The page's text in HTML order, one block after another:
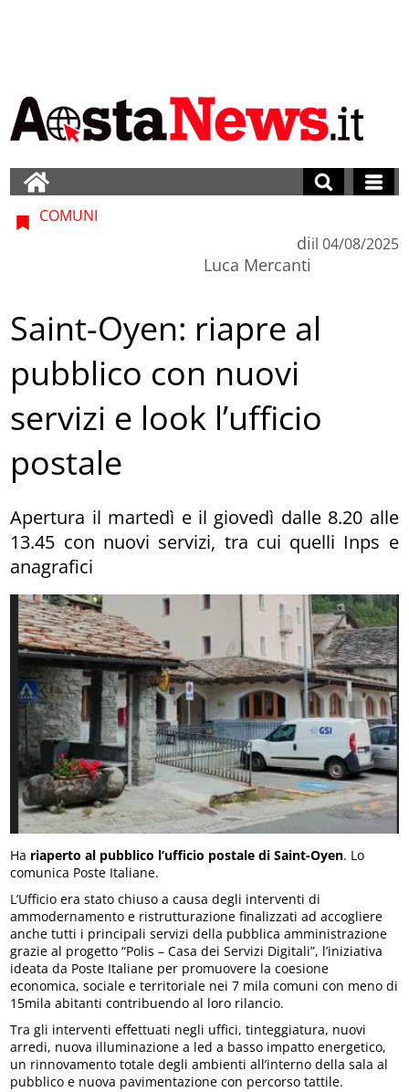
COMUNI
di
Luca Mercanti
il 04/08/2025
Saint-Oyen: riapre al
pubblico con nuovi
servizi e look l’ufficio
postale
Apertura il martedì e il giovedì dalle 8.20 alle
13.45 con nuovi servizi, tra cui quelli Inps e
anagrafici
Ha riaperto al pubblico l’ufficio postale di Saint-Oyen. Lo
comunica Poste Italiane.
L’Ufficio era stato chiuso a causa degli interventi di
ammodernamento e ristrutturazione finalizzati ad accogliere
anche tutti i principali servizi della pubblica amministrazione
grazie al progetto “Polis – Casa dei Servizi Digitali”, l’iniziativa
ideata da Poste Italiane per promuovere la coesione
economica, sociale e territoriale nei 7 mila comuni con meno di
15mila abitanti contribuendo al loro rilancio.
Tra gli interventi effettuati negli uffici, tinteggiatura, nuovi
arredi, nuova illuminazione a led a basso impatto energetico,
un rinnovamento totale degli ambienti all’interno della sala al
pubblico e nuova pavimentazione con percorso tattile.